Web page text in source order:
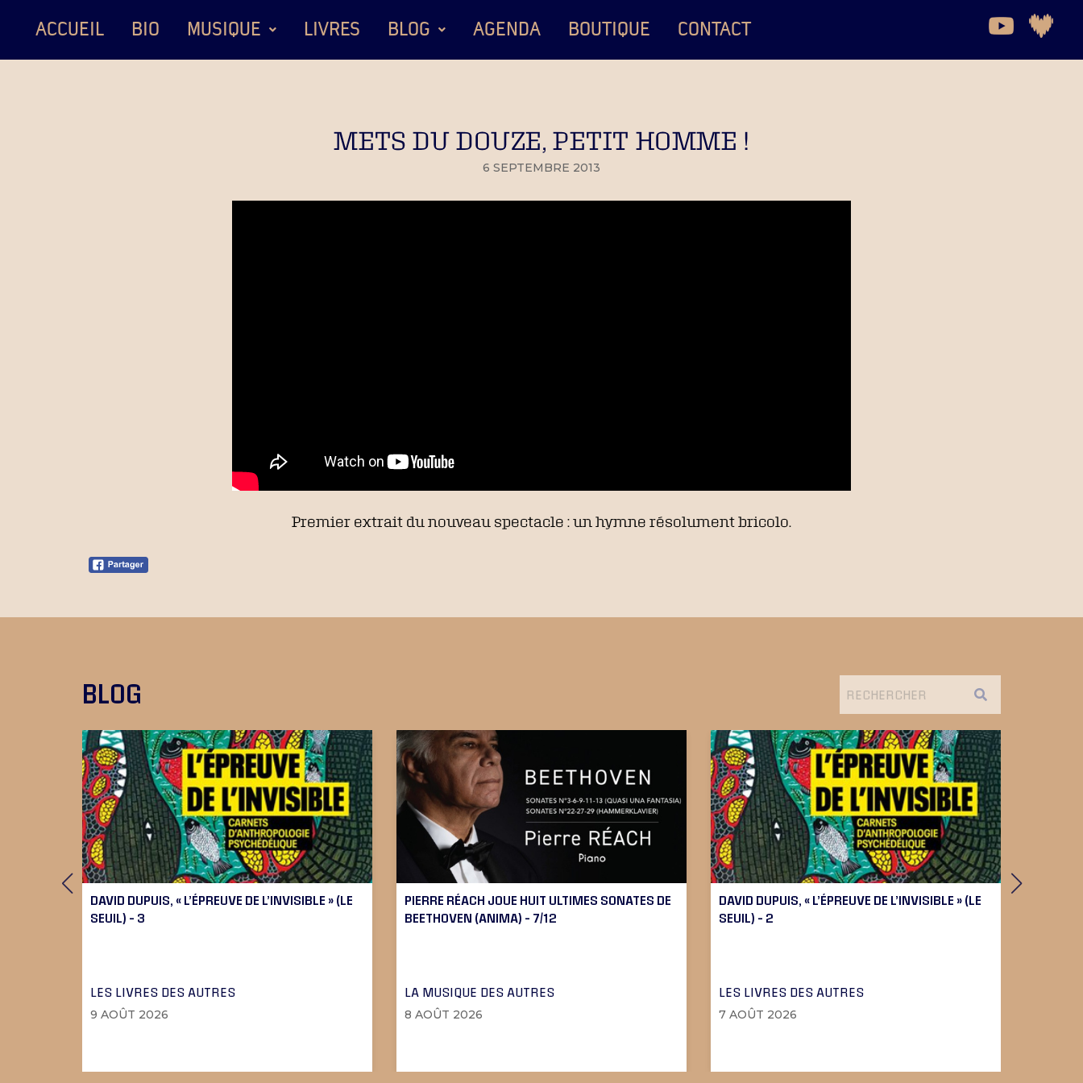
ACCUEIL BIO MUSIQUE LIVRES BLOG AGENDA BOUTIQUE CONTACT
METS DU DOUZE, PETIT HOMME !
6 SEPTEMBRE 2013
Premier extrait du nouveau spectacle : un hymne résolument bricolo.
BLOG
DAVID DUPUIS, « L’ÉPREUVE DE L’INVISIBLE » (LE
SEUIL) – 3
LES LIVRES DES AUTRES
9 AOÛT 2026
PIERRE RÉACH JOUE HUIT ULTIMES SONATES DE
BEETHOVEN (ANIMA) – 7/12
LA MUSIQUE DES AUTRES
8 AOÛT 2026
DAVID DUPUIS, « L’ÉPREUVE DE L’INVISIBLE » (LE
SEUIL) – 2
LES LIVRES DES AUTRES
7 AOÛT 2026